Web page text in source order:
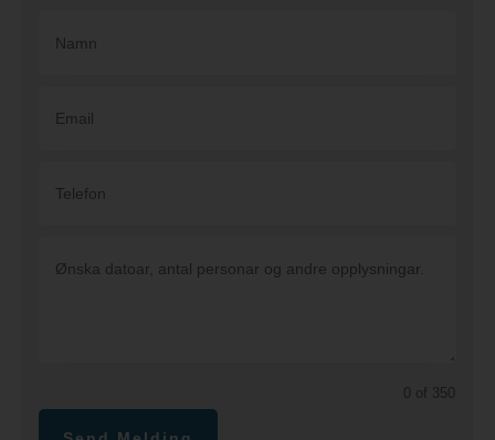
0 of 350